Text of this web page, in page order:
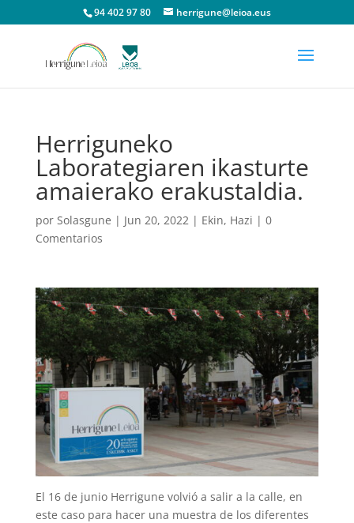
94 402 97 80 herrigune@leioa.eus
Herriguneko
Laborategiaren ikasturte
amaierako erakustaldia.
por Solasgune | Jun 20, 2022| Ekin, Hazi | 0
Comentarios
El 16 de junio Herrigune volvió a salir a la calle, en
este caso para hacer una muestra de los diferentes